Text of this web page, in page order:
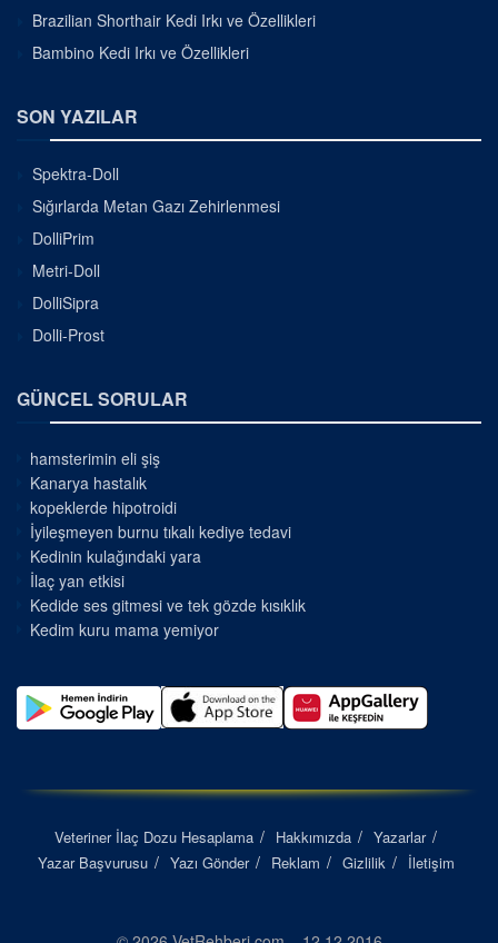
Brazilian Shorthair Kedi Irkı ve Özellikleri
Bambino Kedi Irkı ve Özellikleri
SON YAZILAR
Spektra-Doll
Sığırlarda Metan Gazı Zehirlenmesi
DolliPrim
Metri-Doll
DolliSipra
Dolli-Prost
GÜNCEL SORULAR
hamsterimin eli şiş
Kanarya hastalık
kopeklerde hipotroidi
İyileşmeyen burnu tıkalı kediye tedavi
Kedinin kulağındaki yara
İlaç yan etkisi
Kedide ses gitmesi ve tek gözde kısıklık
Kedim kuru mama yemiyor
Veteriner İlaç Dozu Hesaplama Hakkımızda
Yazarlar
Yazar Başvurusu
Yazı Gönder Reklam Gizlilik İletişim